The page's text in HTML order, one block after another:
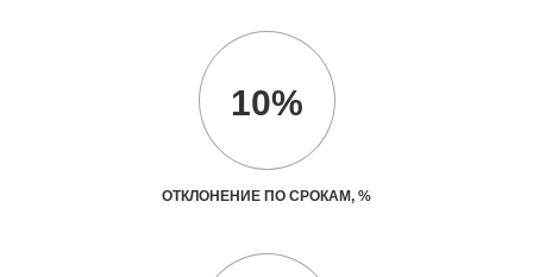
10%
ОТКЛОНЕНИЕ ПО СРОКАМ, %